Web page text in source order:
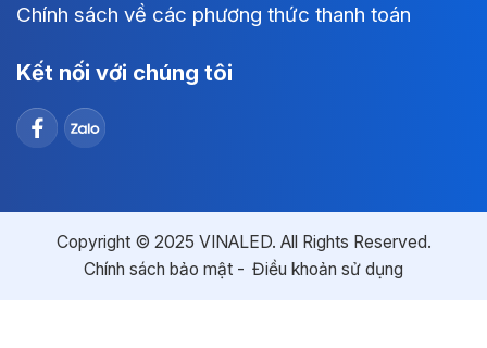
Chính sách về các phương thức thanh toán
Kết nối với chúng tôi
Copyright © 2025 VINALED. All Rights Reserved.
Chính sách bảo mật
Điều khoản sử dụng